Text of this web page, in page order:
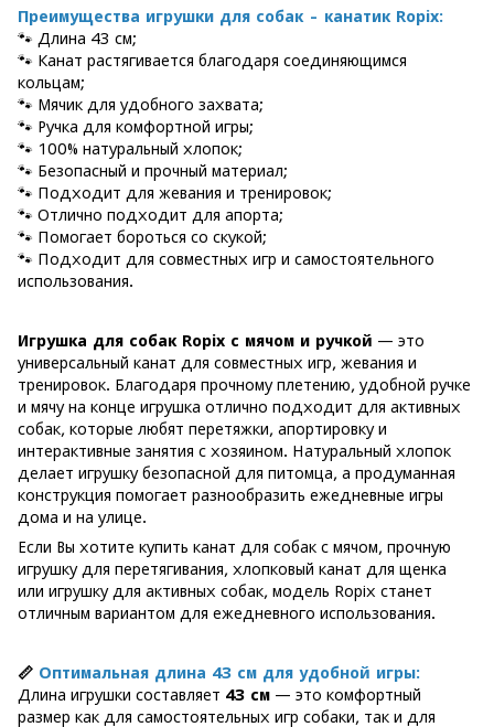
Преимущества игрушки для собак - канатик Ropix:
🐾 Длина 43 см;
🐾 Канат растягивается благодаря соединяющимся
кольцам;
🐾 Мячик для удобного захвата;
🐾 Ручка для комфортной игры;
🐾 100% натуральный хлопок;
🐾 Безопасный и прочный материал;
🐾 Подходит для жевания и тренировок;
🐾 Отлично подходит для апорта;
🐾 Помогает бороться со скукой;
🐾 Подходит для совместных игр и самостоятельного
использования.
Игрушка для собак Ropix с мячом и ручкой — это
универсальный канат для совместных игр, жевания и
тренировок. Благодаря прочному плетению, удобной ручке
и мячу на конце игрушка отлично подходит для активных
собак, которые любят перетяжки, апортировку и
интерактивные занятия с хозяином. Натуральный хлопок
делает игрушку безопасной для питомца, а продуманная
конструкция помогает разнообразить ежедневные игры
дома и на улице.
Если Вы хотите купить канат для собак с мячом, прочную
игрушку для перетягивания, хлопковый канат для щенка
или игрушку для активных собак, модель Ropix станет
отличным вариантом для ежедневного использования.
📏 Оптимальная длина 43 см для удобной игры:
Длина игрушки составляет 43 см — это комфортный
размер как для самостоятельных игр собаки, так и для